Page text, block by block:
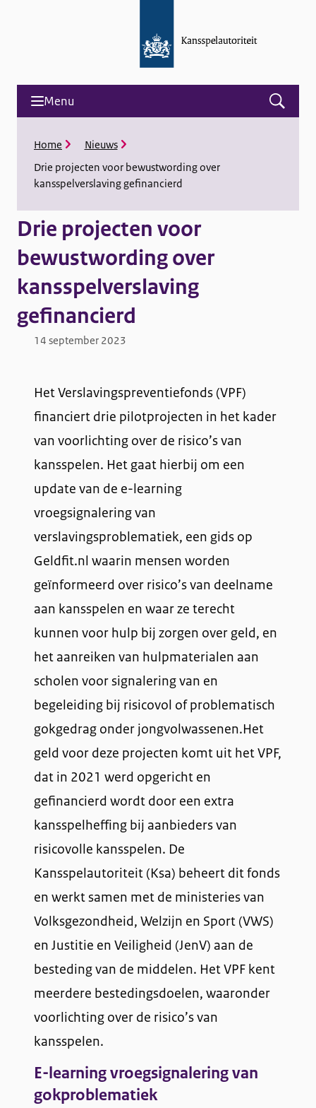
Menu
Open
and
K
u
i
e
l
a
d
Home
Nieuws
Drie projecten voor bewustwording over
kansspelverslaving gefinancierd
Drie projecten voor
bewustwording over
kansspelverslaving
gefinancierd
14 september 2023
Het Verslavingspreventiefonds (VPF)
financiert drie pilotprojecten in het kader
van voorlichting over de risico’s van
kansspelen. Het gaat hierbij om een
update van de e-learning
vroegsignalering van
verslavingsproblematiek, een gids op
Geldfit.nl waarin mensen worden
geïnformeerd over risico’s van deelname
aan kansspelen en waar ze terecht
kunnen voor hulp bij zorgen over geld, en
het aanreiken van hulpmaterialen aan
scholen voor signalering van en
begeleiding bij risicovol of problematisch
gokgedrag onder jongvolwassenen.Het
geld voor deze projecten komt uit het VPF,
dat in 2021 werd opgericht en
gefinancierd wordt door een extra
kansspelheffing bij aanbieders van
risicovolle kansspelen. De
Kansspelautoriteit (Ksa) beheert dit fonds
en werkt samen met de ministeries van
Volksgezondheid, Welzijn en Sport (VWS)
en Justitie en Veiligheid (JenV) aan de
besteding van de middelen. Het VPF kent
meerdere bestedingsdoelen, waaronder
voorlichting over de risico’s van
kansspelen.
E-learning vroegsignalering van
gokproblematiek